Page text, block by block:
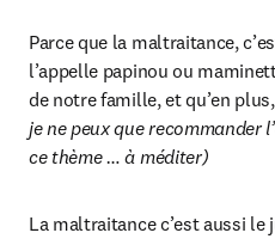
Parce que la maltraitance,
l’appelle papinou ou
de notre famille, et qu’en
je ne peux que recommander
ce thème … à méditer)
La maltraitance c’est aussi